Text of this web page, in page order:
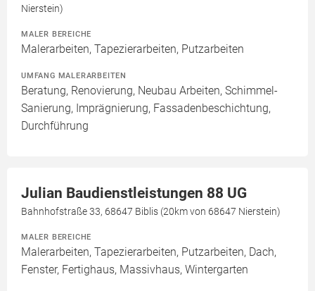
Nierstein)
MALER BEREICHE
Malerarbeiten, Tapezierarbeiten, Putzarbeiten
UMFANG MALERARBEITEN
Beratung, Renovierung, Neubau Arbeiten, Schimmel-
Sanierung, Imprägnierung, Fassadenbeschichtung,
Durchführung
Julian Baudienstleistungen 88 UG
Bahnhofstraße 33, 68647 Biblis (20km von 68647 Nierstein)
MALER BEREICHE
Malerarbeiten, Tapezierarbeiten, Putzarbeiten, Dach,
Fenster, Fertighaus, Massivhaus, Wintergarten